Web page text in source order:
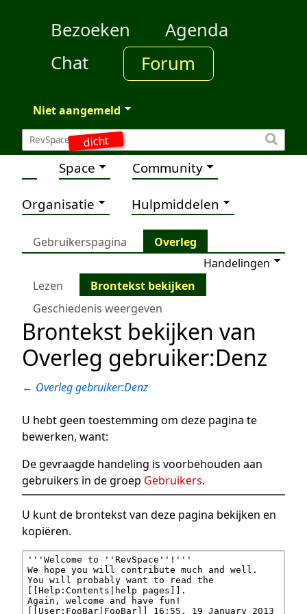
dicht
Bezoeken
Agenda
Chat
Forum
Niet aangemeld
Space Community
Organisatie Hulpmiddelen
Gebruikerspagina
Overleg
Handelingen
Lezen
Brontekst bekijken
Geschiedenis weergeven
Brontekst bekijken van
Overleg gebruiker:Denz
← Overleg gebruiker:Denz
U hebt geen toestemming om deze pagina te
bewerken, want:
De gevraagde handeling is voorbehouden aan
gebruikers in de groep Gebruikers.
U kunt de brontekst van deze pagina bekijken en
kopiëren.